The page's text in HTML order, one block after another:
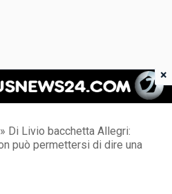
News 24
» Di Livio bacchetta Allegri:
può permettersi di dire una
×